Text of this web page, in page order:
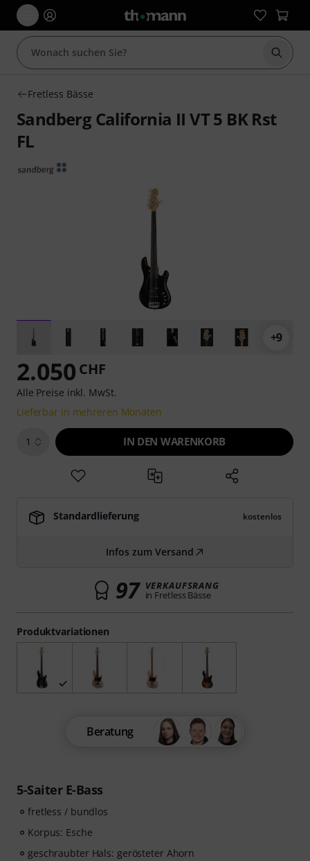
Suche
Fretless Bässe
Sandberg California II VT 5 BK Rst
FL
+9
5-Saiter E-Bass
fretless / bundlos
Korpus: Esche
geschraubter Hals: gerösteter Ahorn
Produktvariationen
2.050 CHF
Alle Preise inkl. MwSt.
Lieferbar in mehreren Monaten
1 IN DEN WARENKORB
Standardlieferung kostenlos
Infos zum Versand
97 VERKAUFSRANG
in Fretless Bässe
Beratung